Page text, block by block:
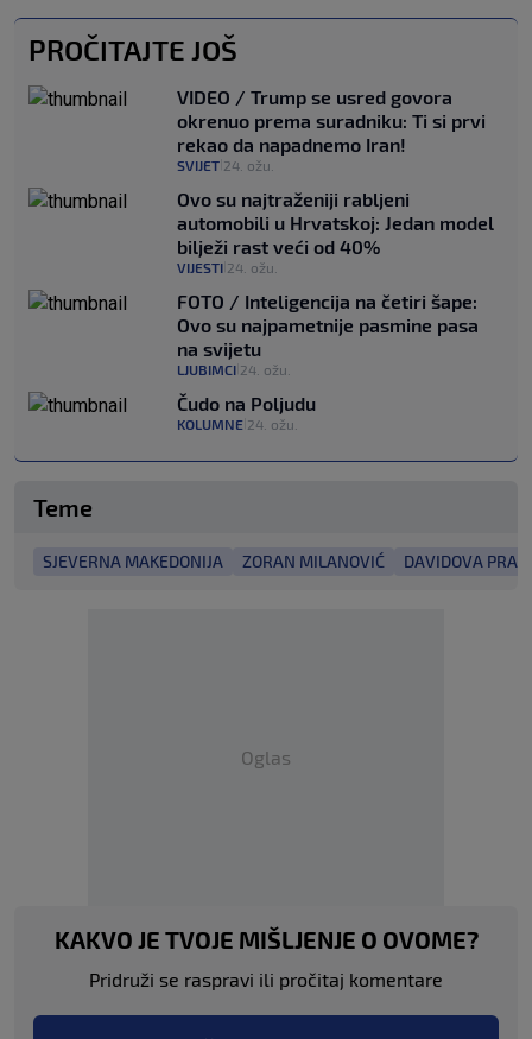
PROČITAJTE JOŠ
VIDEO / Trump se usred govora
okrenuo prema suradniku: Ti si prvi
rekao da napadnemo Iran!
SVIJET 24. ožu.
Ovo su najtraženiji rabljeni
automobili u Hrvatskoj: Jedan model
bilježi rast veći od 40%
VIJESTI 24. ožu.
FOTO / Inteligencija na četiri šape:
Ovo su najpametnije pasmine pasa
na svijetu
LJUBIMCI 24. ožu.
Čudo na Poljudu
KOLUMNE 24. ožu.
Teme
SJEVERNA MAKEDONIJA ZORAN MILANOVIĆ DAVIDOVA
Oglas
KAKVO JE TVOJE MIŠLJENJE O OVOME?
Pridruži se raspravi ili pročitaj komentare